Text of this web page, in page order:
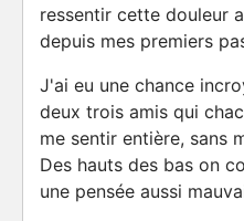
ressentir cette douleur
depuis mes premiers
J'ai eu une chance
deux trois amis qui
me sentir entière, sans
Des hauts des bas on
une pensée aussi